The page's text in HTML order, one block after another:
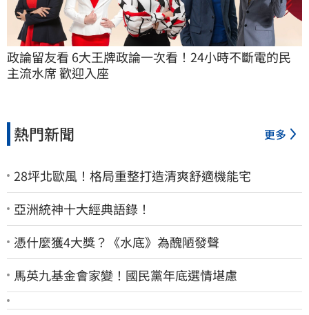
政論留友看 6大王牌政論一次看！24小時不斷電的民
主流水席 歡迎入座
熱門新聞 更多
28坪北歐風！格局重整打造清爽舒適機能宅
亞洲統神十大經典語錄！
憑什麼獲4大獎？《水底》為醜陋發聲
馬英九基金會家變！國民黨年底選情堪慮